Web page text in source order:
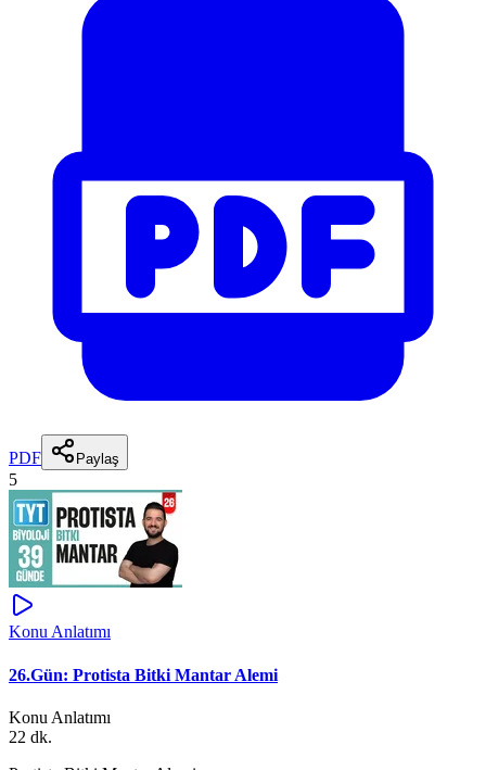
PDF Paylaş
5
Konu Anlatımı
26.Gün: Protista Bitki Mantar Alemi
Konu Anlatımı
22 dk.